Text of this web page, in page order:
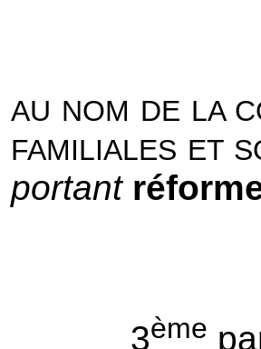
AU NOM DE LA
FAMILIALES ET
portant
3ème